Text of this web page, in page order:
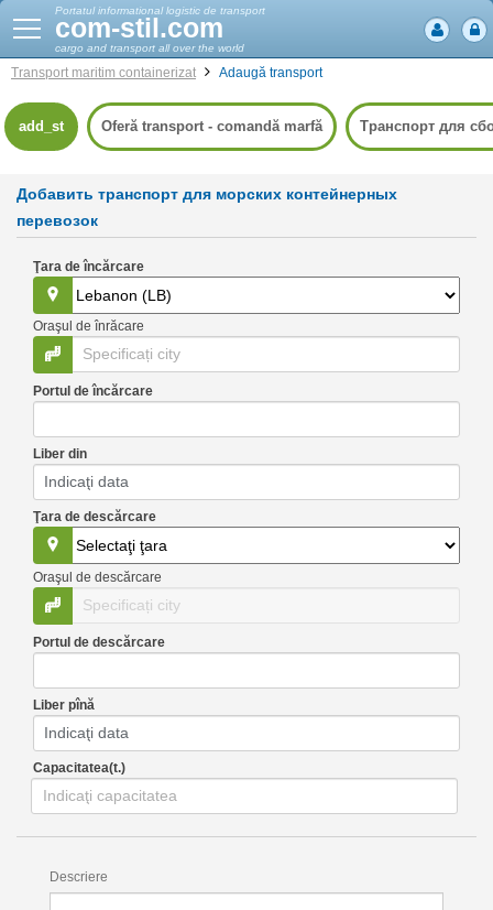
Portatul informational logistic de transport
com-stil.com
cargo and transport all over the world
Transport maritim containerizat Adaugă transport
add_st Oferă transport - comandă marfă Транспорт для
Добавить транспорт для морских контейнерных
перевозок
Ţara de încărcare
Oraşul de înrăcare
Portul de încărcare
Liber din
Ţara de descărcare
Oraşul de descărcare
Portul de descărcare
Liber pînă
Capacitatea(t.)
Descriere